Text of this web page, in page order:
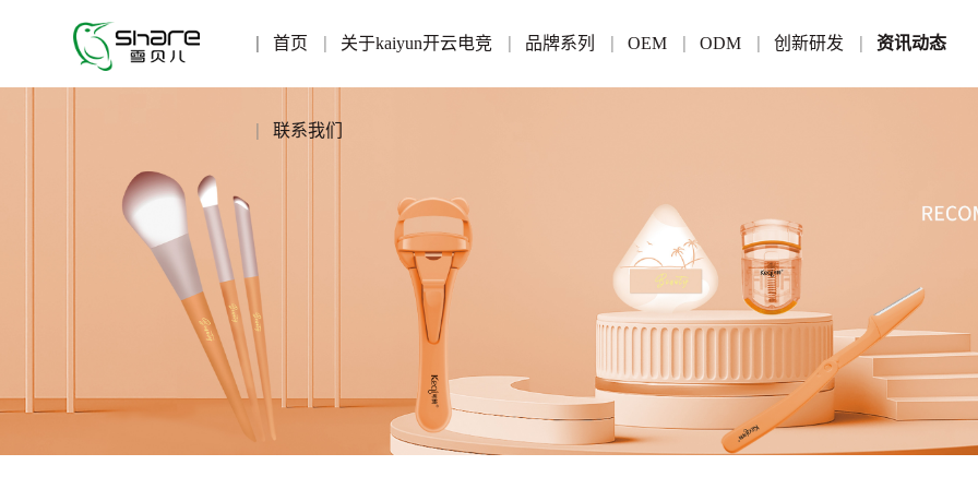
首页 关于kaiyun开云电竞 品牌系列 OEM ODM 创新研发 资讯动态
联系我们